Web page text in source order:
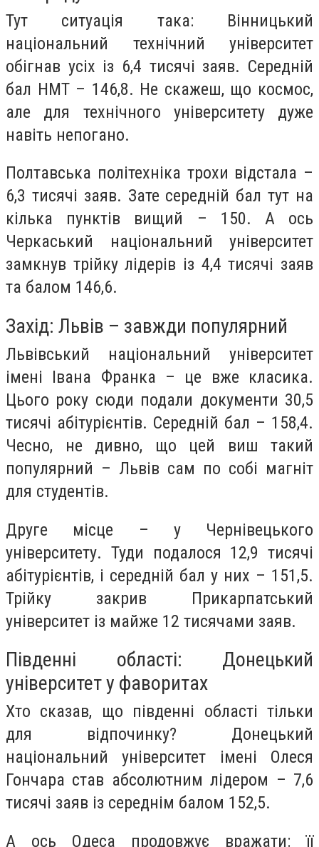
Тут ситуація така: Вінницький
національний технічний університет
обігнав усіх із 6,4 тисячі заяв. Середній
бал НМТ – 146,8. Не скажеш, що космос,
але для технічного університету дуже
навіть непогано.
Полтавська політехніка трохи відстала –
6,3 тисячі заяв. Зате середній бал тут на
кілька пунктів вищий – 150. А ось
Черкаський національний університет
замкнув трійку лідерів із 4,4 тисячі заяв
та балом 146,6.
Захід: Львів – завжди популярний
Львівський національний університет
імені Івана Франка – це вже класика.
Цього року сюди подали документи 30,5
тисячі абітурієнтів. Середній бал – 158,4.
Чесно, не дивно, що цей виш такий
популярний – Львів сам по собі магніт
для студентів.
Друге місце – у Чернівецького
університету. Туди подалося 12,9 тисячі
абітурієнтів, і середній бал у них – 151,5.
Трійку закрив Прикарпатський
університет із майже 12 тисячами заяв.
Південні області: Донецький
університет у фаворитах
Хто сказав, що південні області тільки
для відпочинку? Донецький
національний університет імені Олеся
Гончара став абсолютним лідером – 7,6
тисячі заяв із середнім балом 152,5.
А ось Одеса продовжує вражати: її